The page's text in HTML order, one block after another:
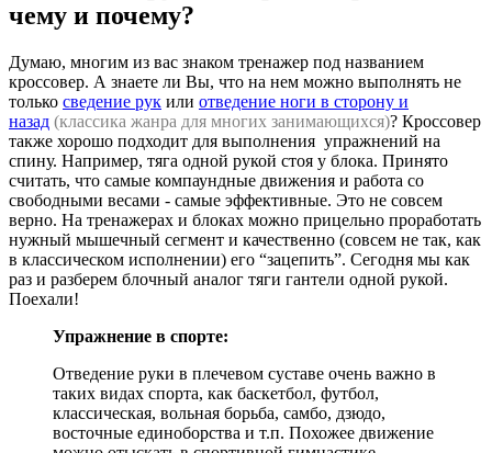
чему и почему?
Думаю, многим из вас знаком тренажер под названием
кроссовер. А знаете ли Вы, что на нем можно выполнять не
только сведение рук или отведение ноги в сторону и
назад (классика жанра для многих занимающихся)? Кроссовер
также хорошо подходит для выполнения упражнений на
спину. Например, тяга одной рукой стоя у блока. Принято
считать, что самые компаундные движения и работа со
свободными весами - самые эффективные. Это не совсем
верно. На тренажерах и блоках можно прицельно проработать
нужный мышечный сегмент и качественно (совсем не так, как
в классическом исполнении) его “зацепить”. Сегодня мы как
раз и разберем блочный аналог тяги гантели одной рукой.
Поехали!
Упражнение в спорте:
Отведение руки в плечевом суставе очень важно в
таких видах спорта, как баскетбол, футбол,
классическая, вольная борьба, самбо, дзюдо,
восточные единоборства и т.п. Похожее движение